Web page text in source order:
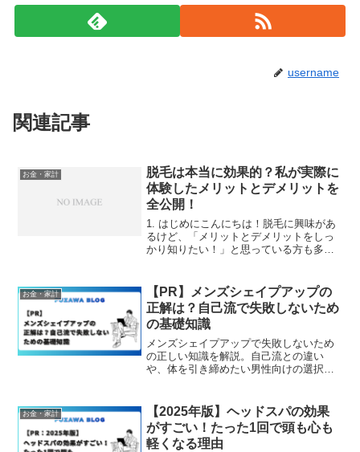
username
関連記事
お金・家計
脱毛は本当に効果的？私が実際に
体験したメリットとデメリットを
全公開！
1. はじめにこんにちは！脱毛に興味があ
るけど、「メリットとデメリットをしっ
かり知りたい！」と思っている方も多い
かもしれないし、後悔したらどうしよ
う……」と色々不安があ...
お金・家計
【PR】メンズシェイプアップの
正解は？自己流で失敗しないため
の基礎知識
メンズシェイプアップで失敗しないため
の正しい知識を解説。自己流との違い
や、体を引き締めたい男性向けの選択肢
お金・家計
【2025年版】ヘッドスパの効果
がすごい！たった1回で頭も心も
軽くなる理由